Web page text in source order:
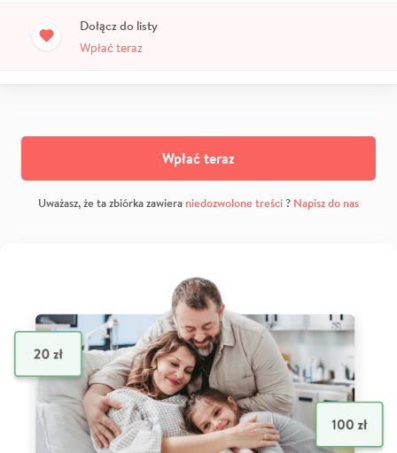
Dołącz do listy
Wpłać teraz
Wpłać teraz
Uważasz, że ta zbiórka zawiera niedozwolone treści? Napisz do nas